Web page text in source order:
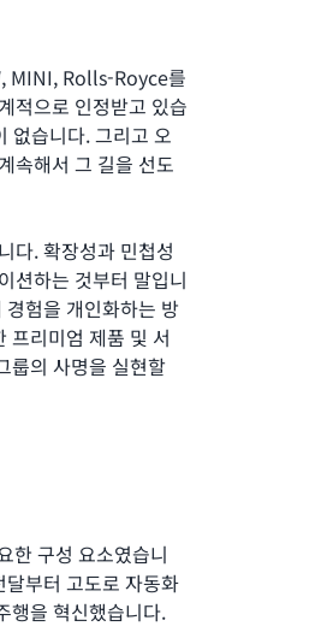
MINI, Rolls-Royce를
적으로 인정받고 있습
없습니다. 그리고 오
속해서 그 길을 선도
다. 확장성과 민첩성
션하는 것부터 말입니
험을 개인화하는 방
프리미엄 제품 및 서
룹의 사명을 실현할
한 구성 요소였습니
부터 고도로 자동화
행을 혁신했습니다.